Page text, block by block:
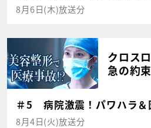
8月6日(木)放送分
クロス
急の約
＃5 病院激震！パワハラ＆
8月4日(火)放送分